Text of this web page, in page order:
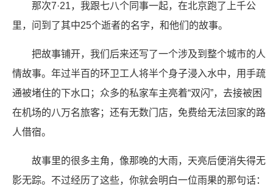
那次7·21，我跟七八个同事一起，在北京跑了上千公
里，问到了其中25个逝者的名字，和他们的故事。
把故事铺开，我们后来还写了一个涉及到整个城市的人
情故事。年过半百的环卫工人将半个身子浸入水中，用手疏
通被堵住的下水口；众多的私家车主亮着“双闪”，去接被困
在机场的八万名旅客；还有无数门店，免费给无法回家的路
人借宿。
故事里的很多主角，像那晚的大雨，天亮后便消失得无
影无踪。不过经历了这些，你就会明白一位雨果的那句话：